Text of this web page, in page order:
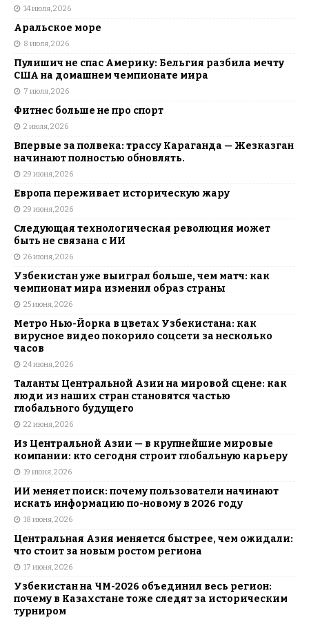
14 июля, 2026
Аральское море
8 июля, 2026
Пулишич не спас Америку: Бельгия разбила мечту
США на домашнем чемпионате мира
7 июля, 2026
Фитнес больше не про спорт
2 июля, 2026
Впервые за полвека: трассу Караганда — Жезказган
начинают полностью обновлять.
29 июня, 2026
Европа переживает историческую жару
29 июня, 2026
Следующая технологическая революция может
быть не связана с ИИ
26 июня, 2026
Узбекистан уже выиграл больше, чем матч: как
чемпионат мира изменил образ страны
25 июня, 2026
Метро Нью-Йорка в цветах Узбекистана: как
вирусное видео покорило соцсети за несколько
часов
24 июня, 2026
Таланты Центральной Азии на мировой сцене: как
люди из наших стран становятся частью
глобального будущего
22 июня, 2026
Из Центральной Азии — в крупнейшие мировые
компании: кто сегодня строит глобальную карьеру
19 июня, 2026
ИИ меняет поиск: почему пользователи начинают
искать информацию по-новому в 2026 году
18 июня, 2026
Центральная Азия меняется быстрее, чем ожидали:
что стоит за новым ростом региона
17 июня, 2026
Узбекистан на ЧМ-2026 объединил весь регион:
почему в Казахстане тоже следят за историческим
турниром